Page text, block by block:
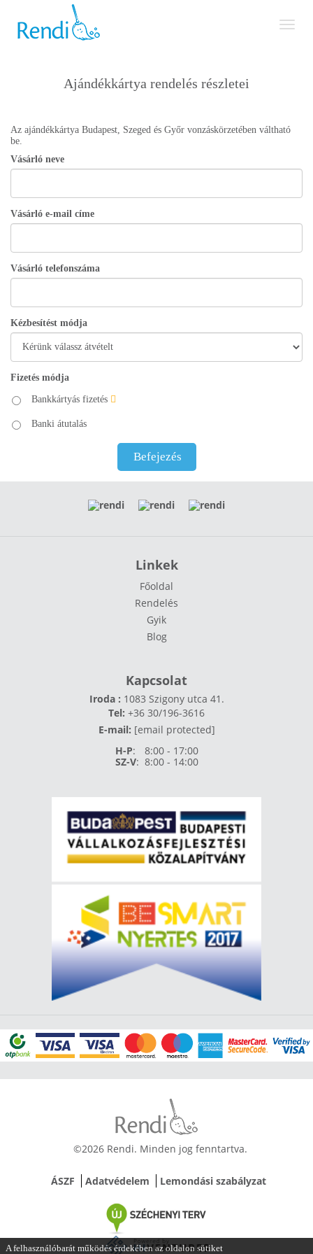
A felhasználóbarát működés érdekében az oldalon sütiket
Toggle
Ajándékkártya rendelés részletei
Az ajándékkártya Budapest, Szeged és Győr vonzáskörzetében váltható
be.
Vásárló neve
Vásárló e-mail címe
Vásárló telefonszáma
Kézbesítést módja
Fizetés módja
Bankkártyás fizetés
Banki átutalás
Befejezés
Linkek
Főoldal
Rendelés
Gyik
Blog
Kapcsolat
Iroda : 1083 Szigony utca 41.
Tel: +36 30/196-3616
E-mail: [email protected]
H-P:
8:00 - 17:00
SZ-V: 8:00 - 14:00
©2026 Rendi. Minden jog fenntartva.
ÁSZF Adatvédelem Lemondási szabályzat